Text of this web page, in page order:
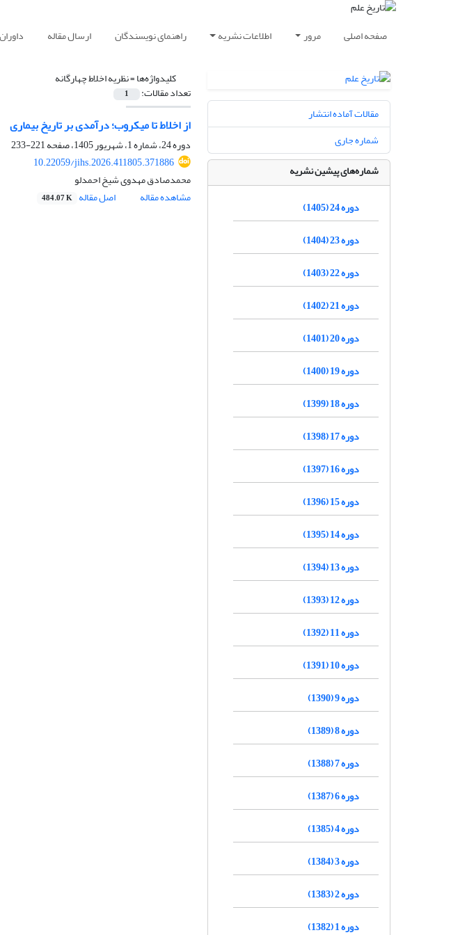
صفحه اصلی مرور اطلاعات نشریه راهنمای نویسندگان ارسال مقاله داوران
کلیدواژه‌ها =نظریه اخلاط چهارگانه
تعداد مقالات: 1
از اخلاط تا میکروب؛ درآمدی بر تاریخ بیماری
دوره 24، شماره 1، شهریور 1405، صفحه
221-233
10.22059/jihs.2026.411805.371886
محمدصادق مهدوی شیخ احمدلو
مشاهده مقاله
اصل مقاله 484.07 K
مقالات آماده انتشار
شماره جاری
شماره‌های پیشین نشریه
دوره 24 (1405)
دوره 23 (1404)
دوره 22 (1403)
دوره 21 (1402)
دوره 20 (1401)
دوره 19 (1400)
دوره 18 (1399)
دوره 17 (1398)
دوره 16 (1397)
دوره 15 (1396)
دوره 14 (1395)
دوره 13 (1394)
دوره 12 (1393)
دوره 11 (1392)
دوره 10 (1391)
دوره 9 (1390)
دوره 8 (1389)
دوره 7 (1388)
دوره 6 (1387)
دوره 4 (1385)
دوره 3 (1384)
دوره 2 (1383)
دوره 1 (1382)